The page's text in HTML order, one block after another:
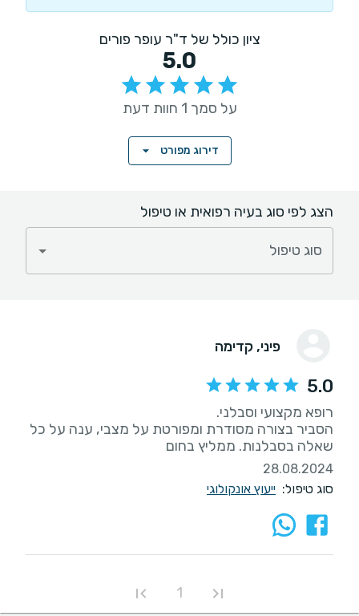
ציון כולל של ד"ר עופר פורים
5.0
על סמך 1 חוות דעת
דירוג מפורט
הצג לפי סוג בעיה רפואית או טיפול
סוג טיפול
פיני, קדימה
5.0
הסביר בצורה מסודרת ומפורטת על מצבי, ענה על כל
שאלה בסבלנות. ממליץ בחום
28.08.2024
סוג טיפול: ייעוץ אונקולוגי
1